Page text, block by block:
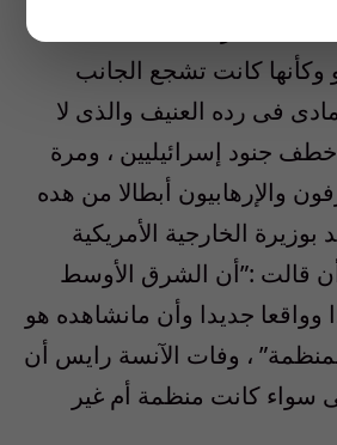
بتدمير البنية التحتية
وكأنها كانت تشجع الجانب
فى رده العنيف والذى لا
جنود إسرائيليين ، ومرة
والإرهابيون أبطالا من هده
بوزيرة الخارجية الأمريكية
قالت :”أن الشرق الأوسط
جديدا وأن مانشاهده هو
، وفات الآنسة رايس أن
كانت منظمة أم غير